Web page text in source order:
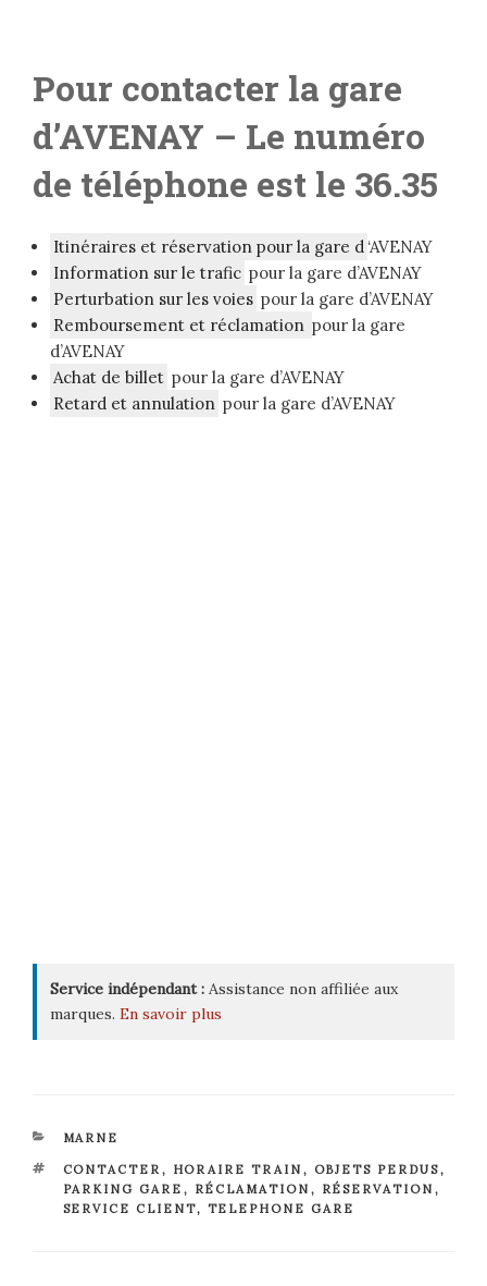
Pour contacter la gare
d’AVENAY – Le numéro
de téléphone est le 36.35
Itinéraires et réservation pour la gare d ‘AVENAY
Information sur le trafic pour la gare d’AVENAY
Perturbation sur les voies pour la gare d’AVENAY
Remboursement et réclamation pour la gare
d’AVENAY
Achat de billet pour la gare d’AVENAY
Retard et annulation pour la gare d’AVENAY
Service indépendant : Assistance non affiliée aux
marques. En savoir plus
CATÉGORIES
MARNE
ÉTIQUETTES
CONTACTER, HORAIRE TRAIN , OBJETS PERDUS,
PARKING GARE , RÉCLAMATION , RÉSERVATION ,
SERVICE CLIENT, TELEPHONE GARE